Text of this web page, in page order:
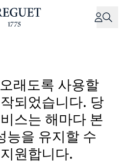
래도록 사용할
되었습니다. 당
스는 해마다 본
능을 유지할 수
원합니다.